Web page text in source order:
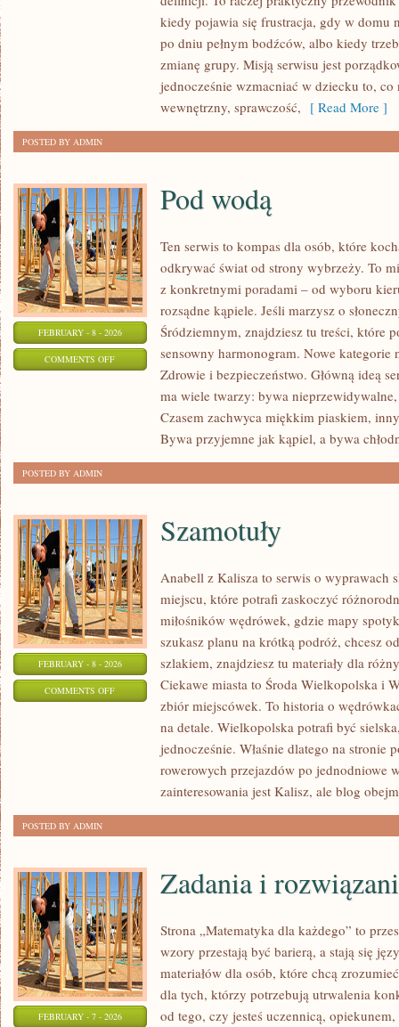
DIETETYKA
kiedy pojawia się frustracja, gdy w domu
po dniu pełnym bodźców, albo kiedy
zmianę grupy. Misją serwisu jest
jednocześnie wzmacniać w dziecku to,
wewnętrzny, sprawczość, [ Read More ]
POSTED BY ADMIN
FEBRUARY - 8 - 2026
COMMENTS OFFON
Pod wodą
Ten serwis to kompas dla osób, które
odkrywać świat od strony wybrzeży. To
z konkretnymi poradami – od wyboru
rozsądne kąpiele. Jeśli marzysz o
Śródziemnym, znajdziesz tu treści, które
sensowny harmonogram. Nowe
Zdrowie i bezpieczeństwo. Główną ideą
ma wiele twarzy: bywa
Czasem zachwyca miękkim piaskiem,
Bywa przyjemne jak kąpiel, a bywa
POSTED BY ADMIN
FEBRUARY - 8 - 2026
COMMENTS OFFON
SZAMOTUŁY
Szamotuły
Anabell z Kalisza to serwis o wyprawach
miejscu, które potrafi zaskoczyć
miłośników wędrówek, gdzie mapy
szukasz planu na krótką podróż, chcesz
szlakiem, znajdziesz tu materiały dla
Ciekawe miasta to Środa Wielkopolska i
zbiór miejscówek. To historia o
na detale. Wielkopolska potrafi być
jednocześnie. Właśnie dlatego na stronie
rowerowych przejazdów po jednodniowe
zainteresowania jest Kalisz, ale blog
POSTED BY ADMIN
FEBRUARY - 7 - 2026
Zadania i
Strona „Matematyka dla każdego” to
wzory przestają być barierą, a stają się
materiałów dla osób, które chcą
dla tych, którzy potrzebują utrwalenia
od tego, czy jesteś uczennicą,